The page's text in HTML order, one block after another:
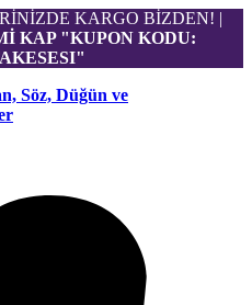
KARGO BİZDEN! |
KAP "KUPON KODU: